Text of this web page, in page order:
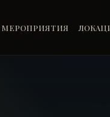
МЕРОПРИЯТИЯ